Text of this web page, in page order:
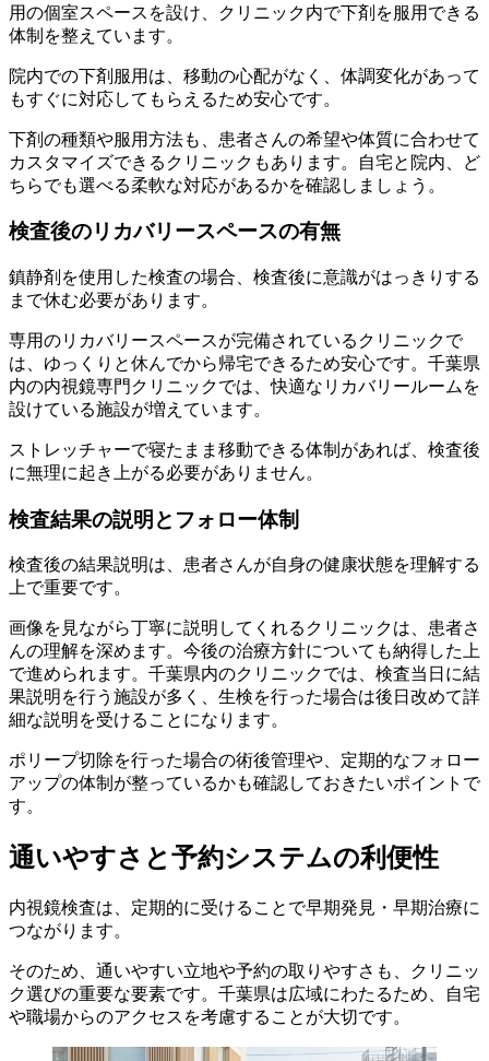
用の個室スペースを設け、クリニック内で下剤を服用できる
体制を整えています。
院内での下剤服用は、移動の心配がなく、体調変化があって
もすぐに対応してもらえるため安心です。
下剤の種類や服用方法も、患者さんの希望や体質に合わせて
カスタマイズできるクリニックもあります。自宅と院内、ど
ちらでも選べる柔軟な対応があるかを確認しましょう。
検査後のリカバリースペースの有無
鎮静剤を使用した検査の場合、検査後に意識がはっきりする
まで休む必要があります。
専用のリカバリースペースが完備されているクリニックで
は、ゆっくりと休んでから帰宅できるため安心です。千葉県
内の内視鏡専門クリニックでは、快適なリカバリールームを
設けている施設が増えています。
ストレッチャーで寝たまま移動できる体制があれば、検査後
に無理に起き上がる必要がありません。
検査結果の説明とフォロー体制
検査後の結果説明は、患者さんが自身の健康状態を理解する
上で重要です。
画像を見ながら丁寧に説明してくれるクリニックは、患者さ
んの理解を深めます。今後の治療方針についても納得した上
で進められます。千葉県内のクリニックでは、検査当日に結
果説明を行う施設が多く、生検を行った場合は後日改めて詳
細な説明を受けることになります。
ポリープ切除を行った場合の術後管理や、定期的なフォロー
アップの体制が整っているかも確認しておきたいポイントで
す。
通いやすさと予約システムの利便性
内視鏡検査は、定期的に受けることで早期発見・早期治療に
つながります。
そのため、通いやすい立地や予約の取りやすさも、クリニッ
ク選びの重要な要素です。千葉県は広域にわたるため、自宅
や職場からのアクセスを考慮することが大切です。